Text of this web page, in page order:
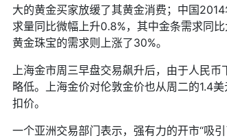
大的黄金买家放缓了其黄金消费；中国2014
求量同比微幅上升0.8%，其中金条需求同
黄金珠宝的需求则上涨了30%。
上海金市周三早盘交易飙升后，由于人民币
略低。上海金价对伦敦金价也从周二的1.4
扣价。
一个亚洲交易部门表示，强有力的开市“吸